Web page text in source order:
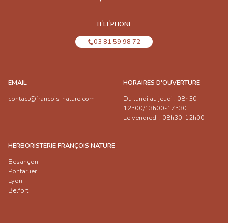
TÉLÉPHONE
03 81 59 98 72
EMAIL
contact@francois-nature.com
HORAIRES D'OUVERTURE
Du lundi au jeudi : 08h30-
12h00/13h00-17h30
Le vendredi : 08h30-12h00
HERBORISTERIE FRANÇOIS NATURE
Besançon
Pontarlier
Lyon
Belfort